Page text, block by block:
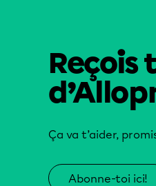
Reçois
Ça va t’aider,
Abonne-toi ici!